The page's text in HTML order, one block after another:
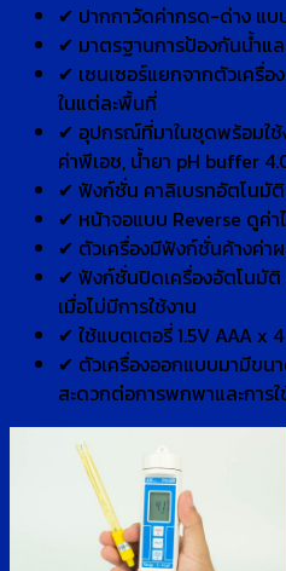
✔ ปากกาวัดค่ากรด-ด่าง แ
✔ มาตรฐานการป้องกันน้ำแ
✔ เซนเซอร์แยกจากตัวเครื่อ
ในแต่ละพื้นที่
✔ อุปกรณ์ที่มาในชุดพร้อมใช้
ค่าพีเอช, น้ำยา pH buffer
✔ ฟังก์ชั่น คาลิเบรทอัตโนมัติ
✔ หน้าจอแบบ Reverse ดูค่
✔ ตัวเครื่องมีฟังก์ชั่นค้างค่า
✔ ฟังก์ชั่นปิดเครื่องอัตโนมัติ
เมื่อไม่มีการใช้งาน
✔ ใช้แบตเตอรี่ 1.5V AAA x
✔ ตัวเครื่องออกแบบมามีขน
สะดวกต่อการพกพาและการใ